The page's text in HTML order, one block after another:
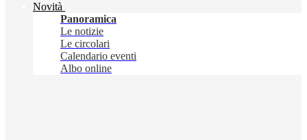
Novità
Panoramica
Le notizie
Le circolari
Calendario eventi
Albo online